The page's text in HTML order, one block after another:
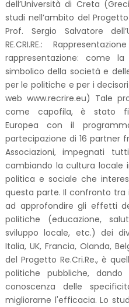
dell’Università di Creta
studi nell’ambito del
Prof. Sergio Salvatore
RE.CRI.RE.:
rappresentazione: come
simbolico della società e
per le politiche e per i
web www.recrire.eu) Tale
come capofila, è stato
Europea con il
partecipazione di 16 partner
Associazioni, impegnati
cambiando la cultura locale
politica e sociale che
questa parte. Il confronto tra
ad approfondire gli effetti
politiche (educazione,
sviluppo locale, etc.) dei
Italia, UK, Francia, Olanda,
del Progetto Re.Cri.Re., è
politiche pubbliche, dando
conoscenza delle
migliorarne l'efficacia. Lo